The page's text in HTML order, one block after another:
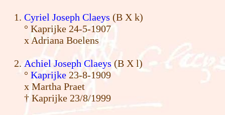
Cyriel Joseph Claeys (B X k)
° Kaprijke 24-5-1907
x Adriana Boelens
Achiel Joseph Claeys (B X l)
° Kaprijke 23-8-1909
x Martha Praet
† Kaprijke 23/8/1999